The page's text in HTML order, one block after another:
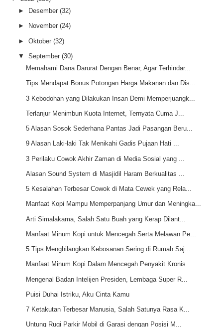
►
Desember (32)
► November (24)
► Oktober (32)
▼ September (30)
Memahami Dana Darurat Dengan Benar, Agar Terhindar...
Tips Mendapat Bonus Potongan Harga Makanan dan Dis...
3 Kebodohan yang Dilakukan Insan Demi Memperjuangk...
Terlanjur Menimbun Kuota Internet, Ternyata Cuma J...
5 Alasan Sosok Sederhana Pantas Jadi Pasangan Beru...
9 Alasan Laki-laki Tak Menikahi Gadis Pujaan Hati ...
3 Perilaku Cowok Akhir Zaman di Media Sosial yang ...
Alasan Sound System di Masjidil Haram Berkualitas ...
5 Kesalahan Terbesar Cowok di Mata Cewek yang Rela...
Manfaat Kopi Mampu Memperpanjang Umur dan Meningka...
Arti Simalakama, Salah Satu Buah yang Kerap Dilant...
Manfaat Minum Kopi untuk Mencegah Serta Melawan Pe...
5 Tips Menghilangkan Kebosanan Sering di Rumah Saj...
Manfaat Minum Kopi Dalam Mencegah Penyakit Kronis
Mengenal Badan Intelijen Presiden, Lembaga Super R...
Puisi Duhai Istriku, Aku Cinta Kamu
7 Ketakutan Terbesar Manusia, Salah Satunya Rasa K...
Untung Rugi Parkir Mobil di Garasi dengan Posisi M...